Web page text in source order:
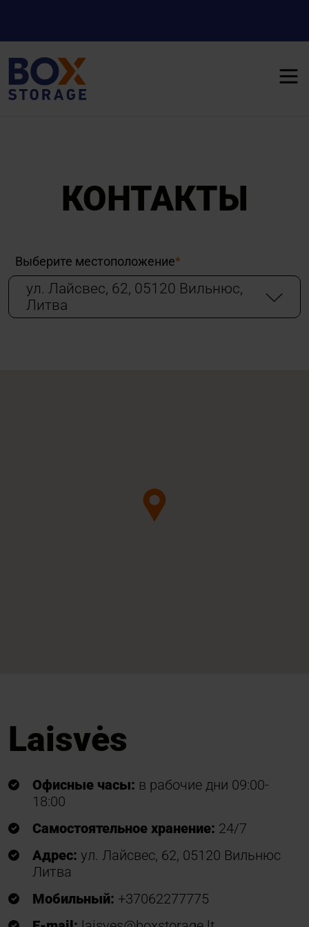
КОНТАКТЫ
Выберите местоположение*
ул. Лайсвес, 62, 05120 Вильнюс,
Литва
Laisvės
Офисные часы: в рабочие дни 09:00-
18:00
Самостоятельное хранение: 24/7
Адрес: ул. Лайсвес, 62, 05120 Вильнюс
Литва
Мобильный: +37062277775